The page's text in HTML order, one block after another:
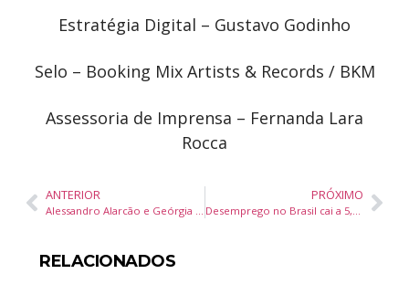
Estratégia Digital – Gustavo Godinho
Selo – Booking Mix Artists & Records / BKM
Assessoria de Imprensa – Fernanda Lara
Rocca
ANTERIOR
Alessandro Alarcão e Geórgia Alarcão representaram o Brasil no KoreaDerma 2025, em Seoul
PRÓXIMO
Desemprego no Brasil cai a 5,6% e atinge menor patamar desde 2012, aponta IBGE
RELACIONADOS